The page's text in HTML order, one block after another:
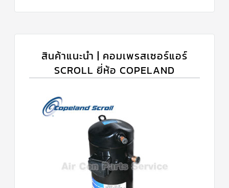
สินค้าแนะนำ | คอมเพรสเซอร์แอร์
SCROLL ยี่ห้อ COPELAND